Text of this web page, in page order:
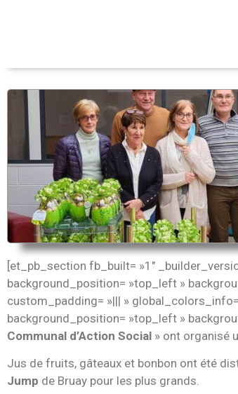
[et_pb_section fb_built= »1″
background_position= »top_left »
custom_padding= »||| »
background_position= »top_left »
Communal d’Action Social » ont organisé
Jus de fruits, gâteaux et bonbon ont été
Jump de Bruay pour les plus grands.